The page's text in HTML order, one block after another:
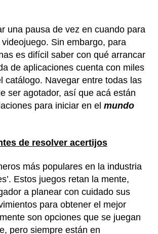
una pausa de vez en cuando para
Sin embargo, para
es difícil saber con qué arrancar
de aplicaciones cuenta con miles
catálogo. Navegar entre todas las
ser agotador, así que acá están
para iniciar en el mundo
de resolver acertijos
más populares en la industria
Estos juegos retan la mente,
a planear con cuidado sus
para obtener el mejor
son opciones que se juegan
pero siempre están en